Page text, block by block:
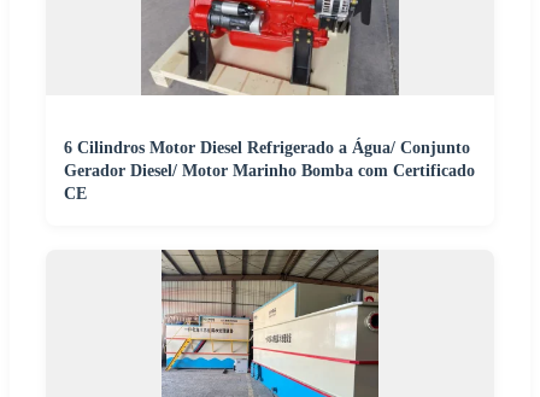
6 Cilindros Motor Diesel Refrigerado a Água/ Conjunto
Gerador Diesel/ Motor Marinho Bomba com Certificado
CE